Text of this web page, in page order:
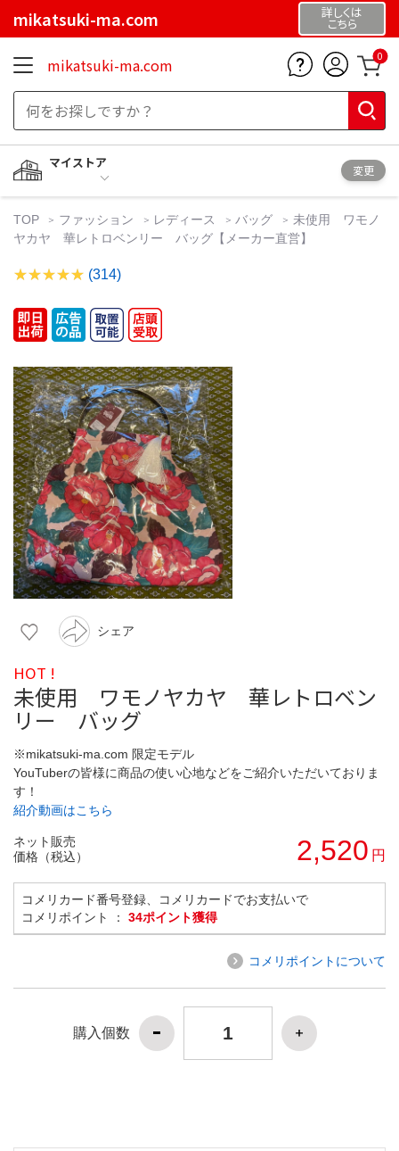
mikatsuki-ma.com 詳しくは
こちら
mikatsuki-ma.com 0
マイストア
変更
TOP ファッション レディース バッグ
未使用 ワモノ
ヤカヤ 華レトロベンリー バッグ【メーカー直営】
(314)
シェア
HOT !
未使用 ワモノヤカヤ 華レトロベン
リー バッグ
※mikatsuki-ma.com 限定モデル
YouTuberの皆様に商品の使い心地などをご紹介いただいておりま
す！
紹介動画はこちら
ネット販売
価格（税込）
2,520 円
コメリカード番号登録、コメリカードでお支払いで
コメリポイント ： 34ポイント獲得
コメリポイントについて
購入個数